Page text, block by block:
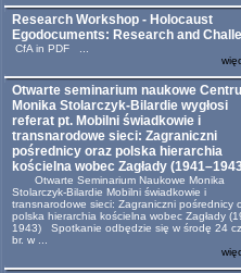
Research Workshop - Holocaust
Egodocuments: Research and
CfA in PDF ...
Otwarte seminarium naukowe
Monika Stolarczyk-Bilardie wygłosi
referat pt. Mobilni świadkowie i
transnarodowe sieci: Zagraniczni
pośrednicy oraz polska hierarchia
kościelna wobec Zagłady
Otwarte Seminarium Naukowe Monika
Stolarczyk-Bilardie Mobilni świadkowie i
transnarodowe sieci: Zagraniczni pośrednicy
polska hierarchia kościelna wobec Zagłady
1943) Spotkanie odbędzie się w środę 24
br. w ...